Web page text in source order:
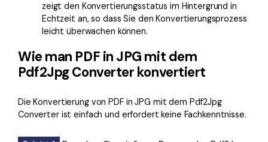
zeigt den Konvertierungsstatus im Hintergrund in
Echtzeit an, so dass Sie den Konvertierungsprozess
leicht überwachen können.
Wie man PDF in JPG mit dem
Pdf2Jpg Converter konvertiert
Die Konvertierung von PDF in JPG mit dem Pdf2Jpg
Converter ist einfach und erfordert keine Fachkenntnisse.